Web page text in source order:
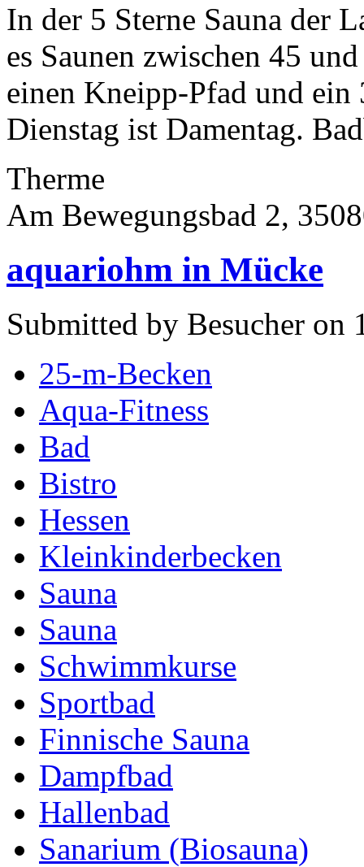
In der 5 Sterne Sauna der
es Saunen zwischen 45
einen Kneipp-Pfad und ein
Dienstag ist Damentag.
Therme
Am Bewegungsbad 2,
aquariohm in Mücke
Submitted by Besucher on
25-m-Becken
Aqua-Fitness
Bad
Bistro
Hessen
Kleinkinderbecken
Sauna
Sauna
Schwimmkurse
Sportbad
Finnische Sauna
Dampfbad
Hallenbad
Sanarium (Biosauna)